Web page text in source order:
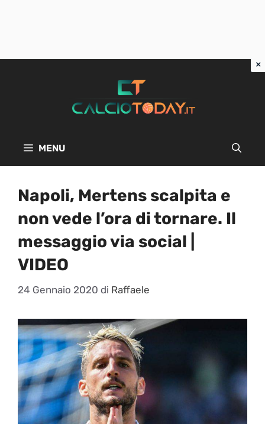
MENU
Napoli, Mertens scalpita e
non vede l’ora di tornare. Il
messaggio via social |
VIDEO
24 Gennaio 2020 di Raffaele